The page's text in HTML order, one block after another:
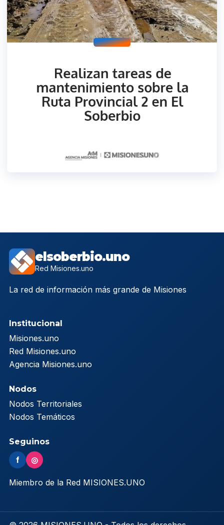
elsoberbio.uno
Red Misiones.uno
La red de información más grande de Misiones
Institucional
Misiones.uno
Red Misiones.uno
Agencia Misiones.uno
Nodos
Nodos Territoriales
Nodos Temáticos
Seguinos
f ◎
Miembro de la Red MISIONES.UNO